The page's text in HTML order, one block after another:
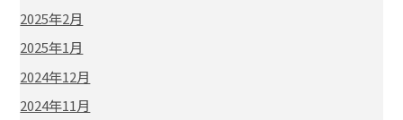
2025年2月
2025年1月
2024年12月
2024年11月